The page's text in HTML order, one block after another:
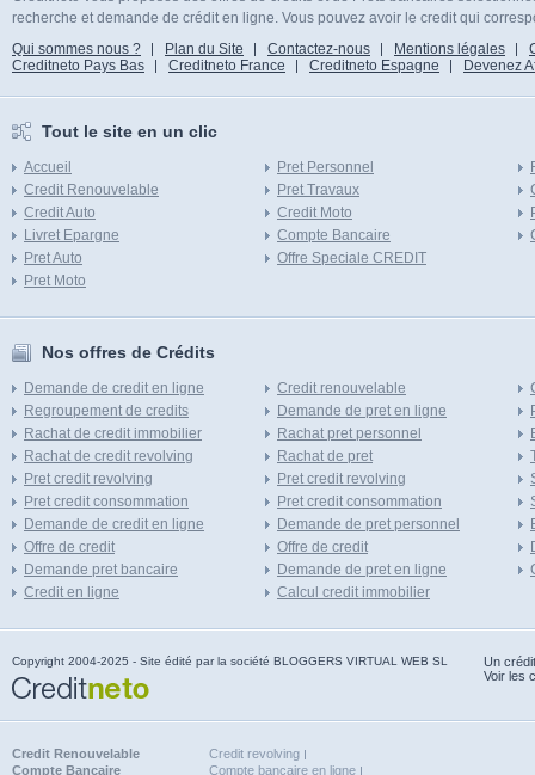
recherche et demande de crédit en ligne. Vous pouvez avoir le credit qui
Qui sommes nous ?
Plan du Site Contactez-nous Mentions légales
Creditneto Pays Bas
Creditneto France Creditneto Espagne Devenez
Tout le site en un clic
Accueil
Credit Renouvelable
Credit Auto
Livret Epargne
Pret Auto
Pret Moto
Pret Personnel
Pret Travaux
Credit Moto
Compte Bancaire
Offre Speciale CREDIT
Nos offres de Crédits
Demande de credit en ligne
Regroupement de credits
Rachat de credit immobilier
Rachat de credit revolving
Pret credit revolving
Pret credit consommation
Demande de credit en ligne
Offre de credit
Demande pret bancaire
Credit en ligne
Credit renouvelable
Demande de pret en ligne
Rachat pret personnel
Rachat de pret
Pret credit revolving
Pret credit consommation
Demande de pret personnel
Offre de credit
Demande de pret en ligne
Calcul credit immobilier
Copyright 2004-2025 - Site édité par la société BLOGGERS VIRTUAL WEB SL
Un
Voir les
Credit Renouvelable
Credit revolving
Compte Bancaire
Compte bancaire en ligne